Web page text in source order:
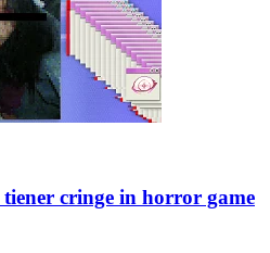
cringe in horror game